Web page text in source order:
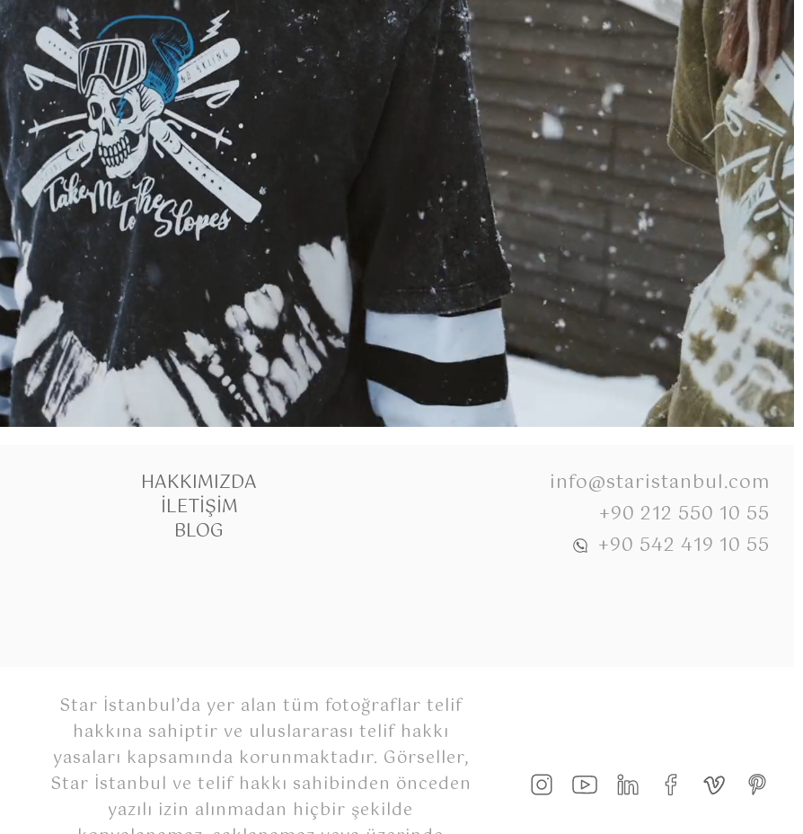
HAKKIMIZDA
İLETIŞIM
BLOG
info@staristanbul.com
+90 212 550 10 55
+90 542 419 10 55
Star İstanbul’da yer alan tüm fotoğraflar telif
hakkına sahiptir ve uluslararası telif hakkı
yasaları kapsamında korunmaktadır. Görseller,
Star İstanbul ve telif hakkı sahibinden önceden
yazılı izin alınmadan hiçbir şekilde